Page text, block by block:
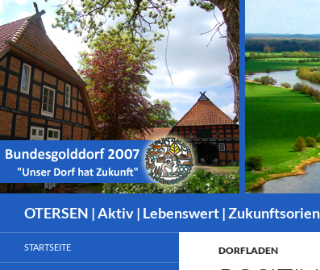
OTERSEN | Aktiv | Lebenswert |
DORFLADEN
STARTSEITE